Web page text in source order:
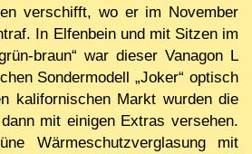
verschifft, wo er im November
In Elfenbein und mit Sitzen im
braun“ war dieser Vanagon L
Sondermodell „Joker“ optisch
kalifornischen Markt wurden die
mit einigen Extras versehen.
Wärmeschutzverglasung mit